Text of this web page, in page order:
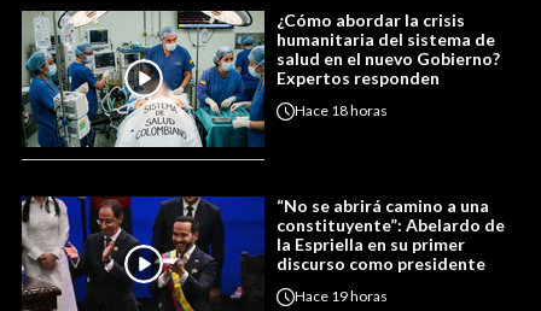
¿Cómo abordar la crisis
humanitaria del sistema de
salud en el nuevo Gobierno?
Expertos responden
Hace 18 horas
“No se abrirá camino a una
constituyente”: Abelardo de
la Espriella en su primer
discurso como presidente
Hace 19 horas